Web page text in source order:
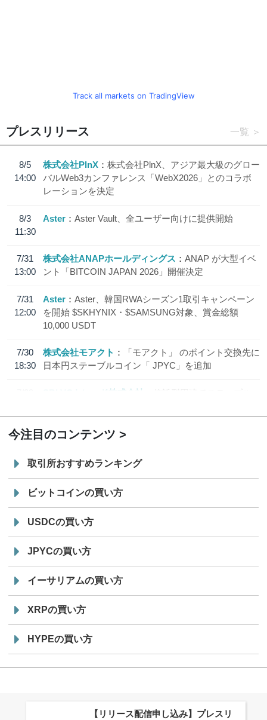
Track all markets on TradingView
プレスリリース 一覧
8/5
14:00
株式会社PlnX
株式会社PlnX、アジア最大級のグロー
バルWeb3カンファレンス「WebX2026」とのコラボ
レーションを決定
8/3
11:30
Aster Aster Vault、全ユーザー向けに提供開始
7/31
13:00
株式会社ANAPホールディングス
ANAP が大型イベ
ント「BITCOIN JAPAN 2026」開催決定
7/31
12:00
Aster
Aster、韓国RWAシーズン1取引キャンペーン
を開始 $SKHYNIX・$SAMSUNG対象、賞金総額
10,000 USDT
7/30
18:30
株式会社モアクト
「モアクト」 のポイント交換先に
日本円ステーブルコイン「 JPYC」を追加
7/29
SBI VCトレード株式会社
信託型円建てステーブル
今注目のコンテンツ
取引所おすすめランキング
ビットコインの買い方
USDCの買い方
JPYCの買い方
イーサリアムの買い方
XRPの買い方
HYPEの買い方
株式会社PlnX、アジア最大級のグロ